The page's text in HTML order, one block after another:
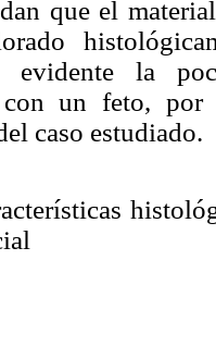
que el
evidente la
con un feto,
caso estudiado.